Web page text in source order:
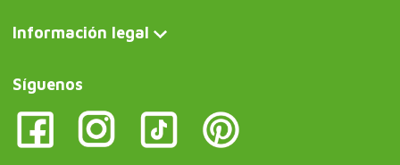
Información legal
Síguenos